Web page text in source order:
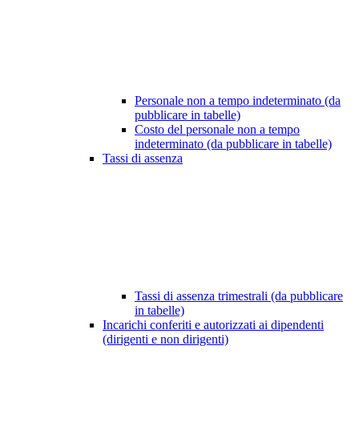
Personale non a tempo indeterminato (da
pubblicare in tabelle)
Costo del personale non a tempo
indeterminato (da pubblicare in tabelle)
Tassi di assenza
Tassi di assenza trimestrali (da pubblicare
in tabelle)
Incarichi conferiti e autorizzati ai dipendenti
(dirigenti e non dirigenti)